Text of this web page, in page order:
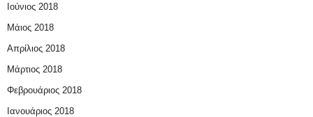
Ιούνιος 2018
Μάιος 2018
Απρίλιος 2018
Μάρτιος 2018
Φεβρουάριος 2018
Ιανουάριος 2018